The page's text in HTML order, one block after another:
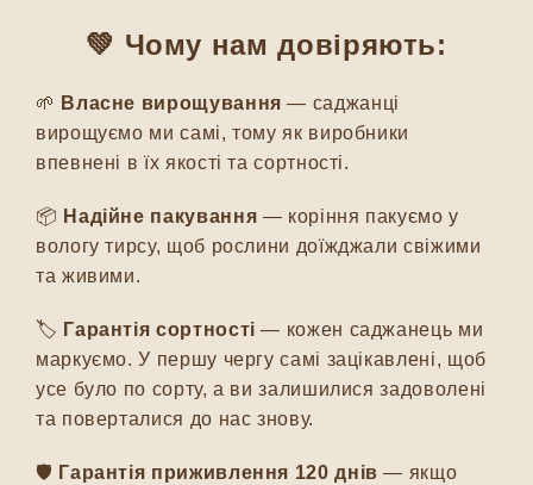
💚 Чому нам довіряють:
🌱 Власне вирощування — саджанці
вирощуємо ми самі, тому як виробники
впевнені в їх якості та сортності.
📦 Надійне пакування — коріння пакуємо у
вологу тирсу, щоб рослини доїжджали свіжими
та живими.
🏷️ Гарантія сортності — кожен саджанець ми
маркуємо. У першу чергу самі зацікавлені, щоб
усе було по сорту, а ви залишилися задоволені
та поверталися до нас знову.
🛡️ Гарантія приживлення 120 днів — якщо